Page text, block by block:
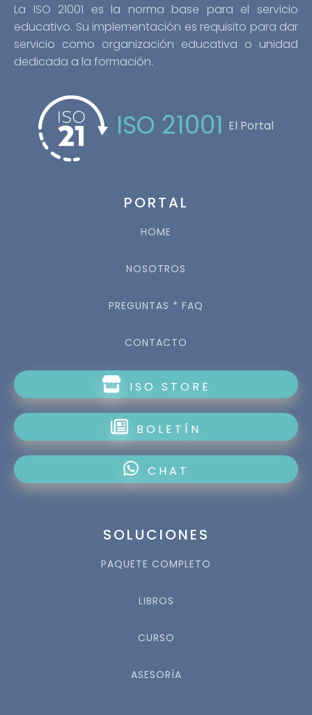
La ISO 21001 es la norma base para el servicio
educativo. Su implementación es requisito para dar
servicio como organización educativa o unidad
dedicada a la formación.
ISO 21001 El Portal
PORTAL
HOME
NOSOTROS
PREGUNTAS * FAQ
CONTACTO
ISO STORE
BOLETÍN
CHAT
SOLUCIONES
PAQUETE COMPLETO
LIBROS
CURSO
ASESORÍA